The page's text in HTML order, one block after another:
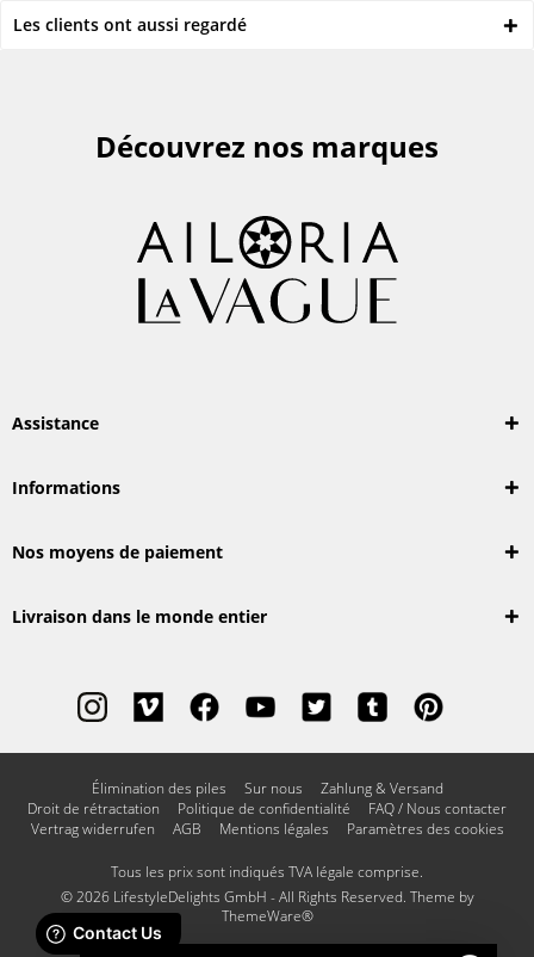
Les clients ont aussi regardé
Découvrez nos marques
Assistance
Informations
Nos moyens de paiement
Livraison dans le monde entier
Élimination des piles Sur nous
Zahlung & Versand
Droit de rétractation
Politique de confidentialité
FAQ / Nous contacter
Vertrag widerrufen
AGB Mentions légales Paramètres des cookies
Tous les prix sont indiqués TVA légale comprise.
© 2026 LifestyleDelights GmbH - All Rights Reserved. Theme by
ThemeWare®